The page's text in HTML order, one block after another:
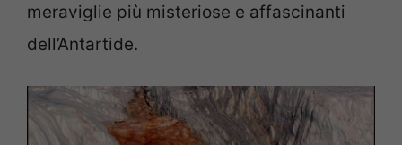
meraviglie più misteriose e affascinanti
dell’Antartide.